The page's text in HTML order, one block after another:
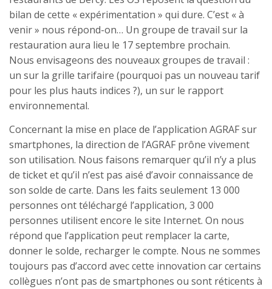
bilan de cette « expérimentation » qui dure. C’est « à
venir » nous répond-on… Un groupe de travail sur la
restauration aura lieu le 17 septembre prochain.
Nous envisageons des nouveaux groupes de travail :
un sur la grille tarifaire (pourquoi pas un nouveau tarif
pour les plus hauts indices ?), un sur le rapport
environnemental.
Concernant la mise en place de l’application AGRAF sur
smartphones, la direction de l’AGRAF prône vivement
son utilisation. Nous faisons remarquer qu’il n’y a plus
de ticket et qu’il n’est pas aisé d’avoir connaissance de
son solde de carte. Dans les faits seulement 13 000
personnes ont téléchargé l’application, 3 000
personnes utilisent encore le site Internet. On nous
répond que l’application peut remplacer la carte,
donner le solde, recharger le compte. Nous ne sommes
toujours pas d’accord avec cette innovation car certains
collègues n’ont pas de smartphones ou sont réticents à